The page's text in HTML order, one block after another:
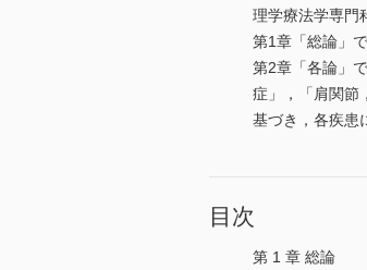
理学療法学専門
第1章「総論」
第2章「各論」
症」，「肩関節
基づき，各疾患
目次
第 1 章 総論